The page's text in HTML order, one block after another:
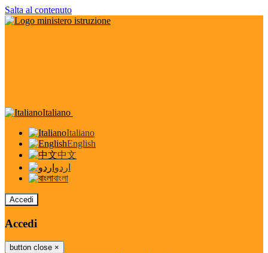
Salta al contenuto
Italiano
Italiano
English
中文
اردو
বাংলা
Accedi
Accedi
button close ×